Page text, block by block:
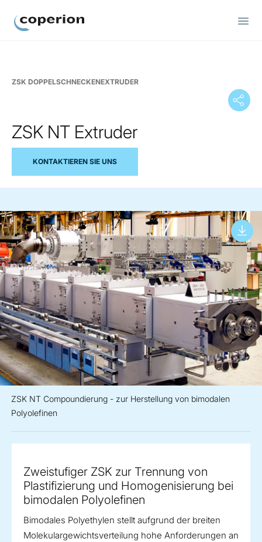
ZSK DOPPELSCHNECKENEXTRUDER
ZSK NT Extruder
KONTAKTIEREN SIE UNS
ZSK NT Compoundierung - zur Herstellung von bimodalen
Polyolefinen
Zweistufiger ZSK zur Trennung von
Plastifizierung und Homogenisierung bei
bimodalen Polyolefinen
Bimodales Polyethylen stellt aufgrund der breiten
Molekulargewichtsverteilung hohe Anforderungen an